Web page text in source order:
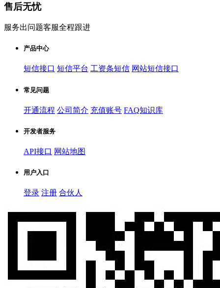
售后无忧
服务出问题客服全程跟进
产品中心
短信接口 短信平台 工资条短信 网站短信接口
常见问题
开通流程 公司简介 充值账号 FAQ知识库
开发者服务
API接口 网站地图
用户入口
登录 注册 合伙人